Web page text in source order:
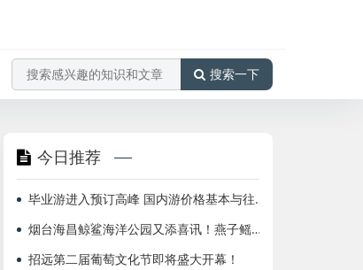
搜索一下
海航北京=布鲁塞尔、多伦多国际航班增频至每周2班
今日推荐
毕业游进入预订高峰 国内游价格基本与往年持平
烟台海昌鲸鲨海洋公园又添喜讯！燕子鳐产下三胞胎
招远第二届葡萄文化节即将盛大开幕！